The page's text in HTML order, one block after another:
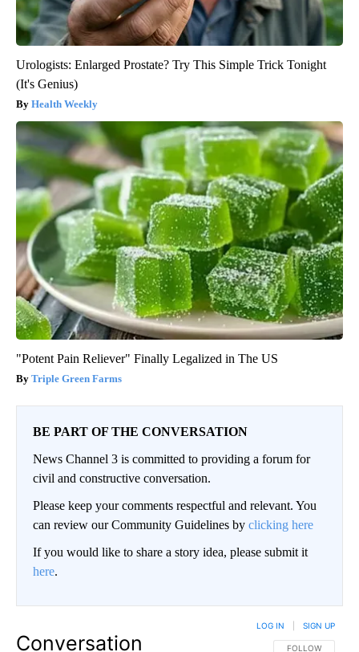
Urologists: Enlarged Prostate? Try This Simple Trick Tonight
(It's Genius)
Health Weekly
"Potent Pain Reliever" Finally Legalized in The US
Triple Green Farms
BE PART OF THE CONVERSATION
News Channel 3 is committed to providing a forum for
civil and constructive conversation.
Please keep your comments respectful and relevant. You
can review our Community Guidelines by clicking here
If you would like to share a story idea, please submit it
here.
Conversation FOLLOW THIS
FOLLOW
LOG IN SIGN UP